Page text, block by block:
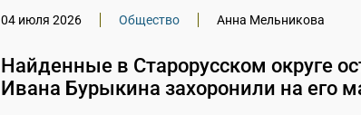
04 июля 2026 Общество Анна Мельникова
Найденные в Старорусском округе
Ивана Бурыкина захоронили на его